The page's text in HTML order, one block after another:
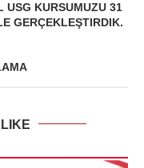
USG KURSUMUZU 31
GERÇEKLEŞTIRDIK.